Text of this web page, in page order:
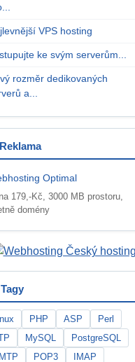
VPS hosting
ke svým serverům...
rozměr dedikovaných
a...
Reklama
Optimal
179,-Kč, 3000 MB prostoru,
domény
Tagy
PHP ASP
Perl
MySQL
PostgreSQL
POP3 IMAP